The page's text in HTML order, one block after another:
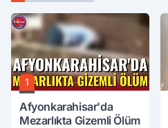
1
Afyonkarahisar'da
Mezarlıkta Gizemli Ölüm